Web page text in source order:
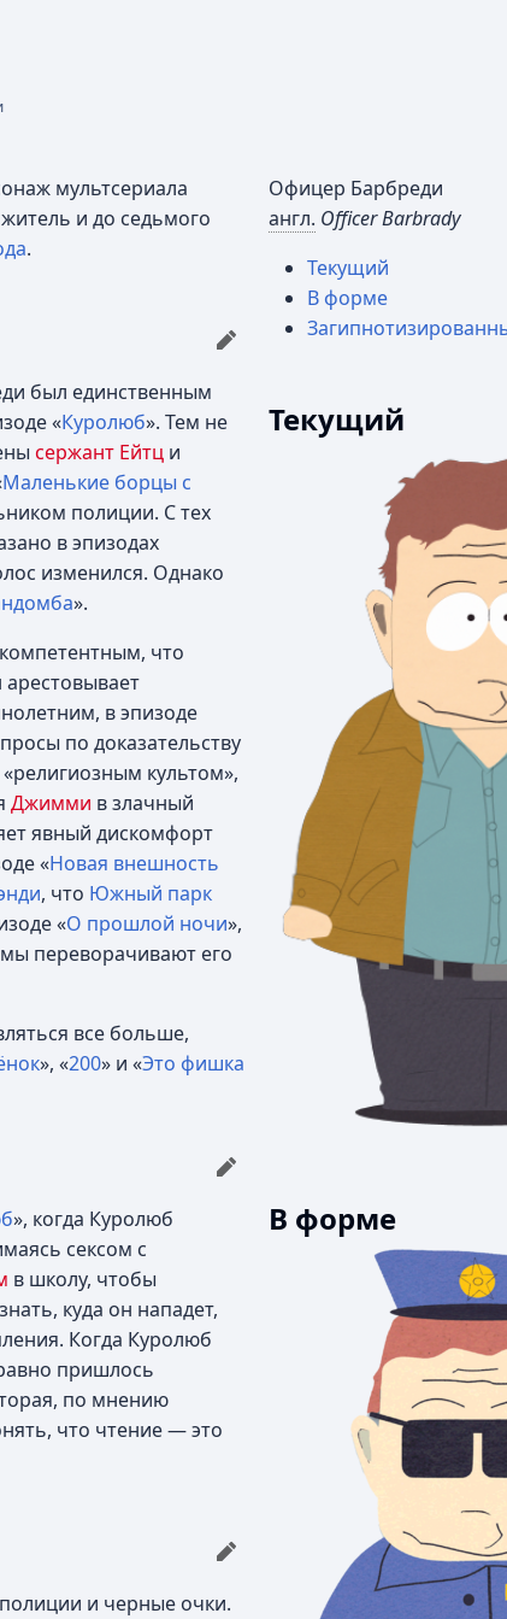
Офицер Барбреди
англ. Officer Barbrady
Текущий
В форме
Текущий
В форме
мультсериала
и до седьмого
.
был единственным
«Куролюб». Тем не
сержант Ейтц и
Маленькие борцы с
полиции. С тех
в эпизодах
изменился. Однако
».
что
арестовывает
в эпизоде
по доказательству
«религиозным культом»,
Джимми в злачный
явный дискомфорт
«Новая внешность
, что Южный парк
«О прошлой ночи»,
переворачивают его
все больше,
», «200» и «Это фишка
», когда Куролюб
сексом с
в школу, чтобы
куда он нападет,
Когда Куролюб
пришлось
по мнению
что чтение — это
и черные очки.